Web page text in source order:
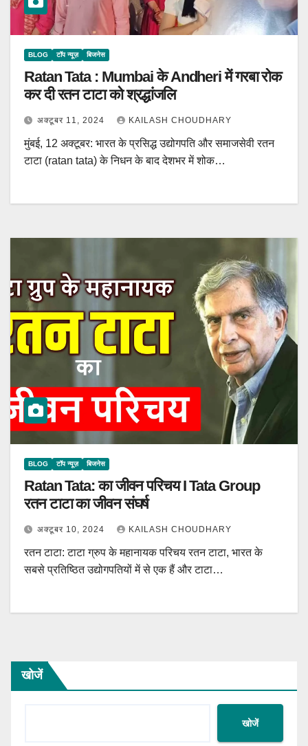
BLOG टॉप न्यूज़ बिजनेस
Ratan Tata : Mumbai के Andheri में गरबा रोक
कर दी रतन टाटा को श्रद्धांजलि
अक्टूबर 11, 2024 KAILASH CHOUDHARY
मुंबई, 12 अक्टूबर: भारत के प्रसिद्ध उद्योगपति और समाजसेवी रतन
टाटा (ratan tata) के निधन के बाद देशभर में शोक…
BLOG टॉप न्यूज़ बिजनेस
Ratan Tata: का जीवन परिचय I Tata Group
रतन टाटा का जीवन संघर्ष
अक्टूबर 10, 2024 KAILASH CHOUDHARY
रतन टाटा: टाटा ग्रुप के महानायक परिचय रतन टाटा, भारत के
सबसे प्रतिष्ठित उद्योगपतियों में से एक हैं और टाटा…
खोजें
खोजें